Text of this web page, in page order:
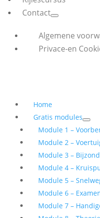
Contact
Algemene
Privace-en
Home
Gratis modules
Module 1 –
Module 2 –
Module 3 –
Module 4 –
Module 5 –
Module 6 –
Module 7 –